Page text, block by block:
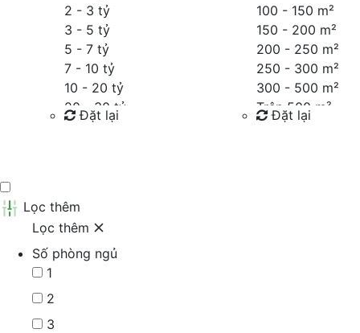
2 - 3 tỷ
3 - 5 tỷ
5 - 7 tỷ
7 - 10 tỷ
10 - 20 tỷ
20 - 30 tỷ
30 - 40 tỷ
Đặt lại
100 - 150 m²
150 - 200 m²
200 - 250 m²
250 - 300 m²
300 - 500 m²
Trên 500 m²
Đặt lại
Lọc thêm
Lọc thêm
Số phòng ngủ
1
2
3